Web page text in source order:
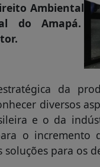
Ambiental
do Amapá.
da
diversos
e o da
o incremento
soluções para os